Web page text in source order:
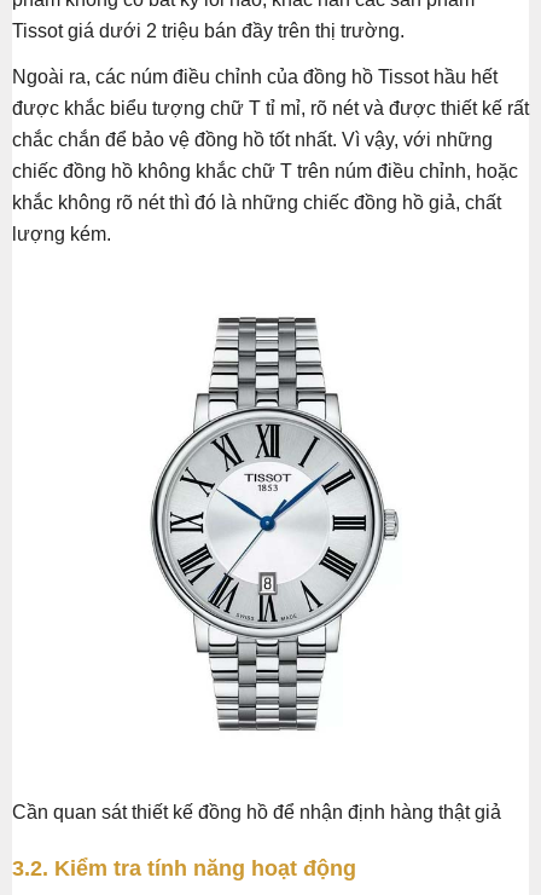
Tissot giá dưới 2 triệu bán đầy trên thị trường.
Ngoài ra, các núm điều chỉnh của đồng hồ Tissot hầu hết
được khắc biểu tượng chữ T tỉ mỉ, rõ nét và được thiết kế rất
chắc chắn để bảo vệ đồng hồ tốt nhất. Vì vậy, với những
chiếc đồng hồ không khắc chữ T trên núm điều chỉnh, hoặc
khắc không rõ nét thì đó là những chiếc đồng hồ giả, chất
lượng kém.
Cần quan sát thiết kế đồng hồ để nhận định hàng thật giả
3.2. Kiểm tra tính năng hoạt động